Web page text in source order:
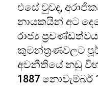
එසේ වුවද,
නායකයින් අට
රාජ්‍ය
කුමන්ත්‍රණවලට
අවනීතියේ නඩු
1887